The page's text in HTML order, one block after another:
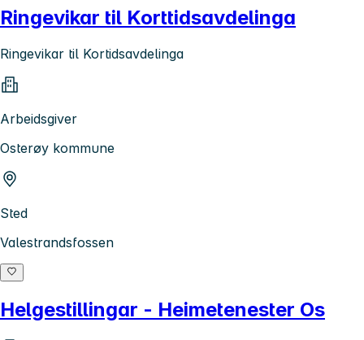
Ringevikar til Korttidsavdelinga
Ringevikar til Kortidsavdelinga
Arbeidsgiver
Osterøy kommune
Sted
Valestrandsfossen
Helgestillingar - Heimetenester Os